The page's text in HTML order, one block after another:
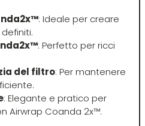
Mia
Mimare
Mood
: Ideale per creare
: Perfetto per ricci
del filtro: Per mantenere
: Elegante e pratico per
Airwrap Coanda 2x™.